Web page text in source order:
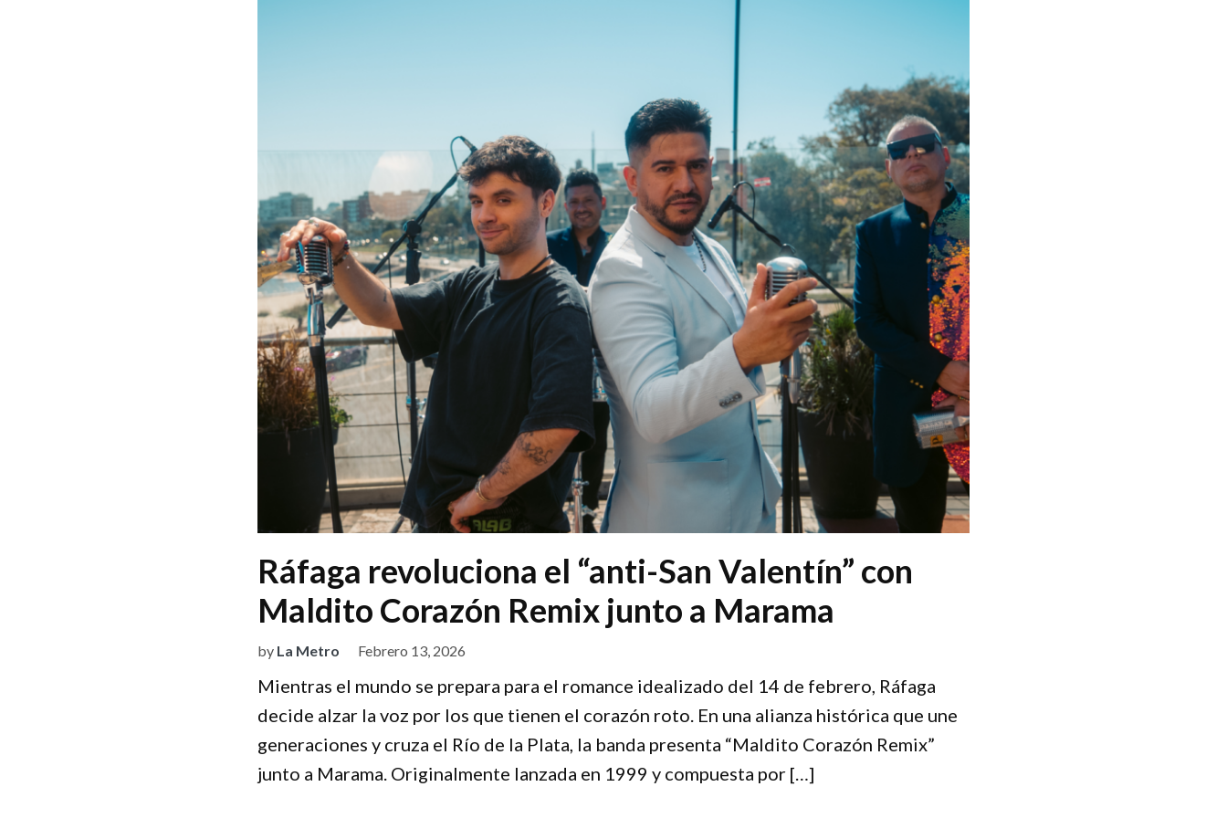
Ráfaga revoluciona el “anti-San Valentín” con
Maldito Corazón Remix junto a Marama
by La Metro Febrero 13, 2026
Mientras el mundo se prepara para el romance idealizado del 14 de febrero, Ráfaga
decide alzar la voz por los que tienen el corazón roto. En una alianza histórica que une
generaciones y cruza el Río de la Plata, la banda presenta “Maldito Corazón Remix”
junto a Marama. Originalmente lanzada en 1999 y compuesta por […]